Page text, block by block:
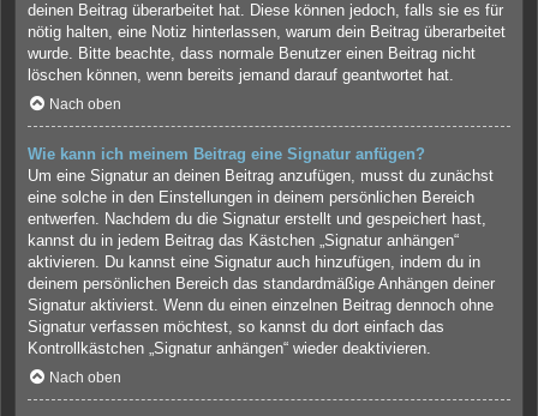
deinen Beitrag überarbeitet hat. Diese können jedoch, falls sie es für
nötig halten, eine Notiz hinterlassen, warum dein Beitrag überarbeitet
wurde. Bitte beachte, dass normale Benutzer einen Beitrag nicht
löschen können, wenn bereits jemand darauf geantwortet hat.
Nach oben
Wie kann ich meinem Beitrag eine Signatur anfügen?
Um eine Signatur an deinen Beitrag anzufügen, musst du zunächst
eine solche in den Einstellungen in deinem persönlichen Bereich
entwerfen. Nachdem du die Signatur erstellt und gespeichert hast,
kannst du in jedem Beitrag das Kästchen „Signatur anhängen“
aktivieren. Du kannst eine Signatur auch hinzufügen, indem du in
deinem persönlichen Bereich das standardmäßige Anhängen deiner
Signatur aktivierst. Wenn du einen einzelnen Beitrag dennoch ohne
Signatur verfassen möchtest, so kannst du dort einfach das
Kontrollkästchen „Signatur anhängen“ wieder deaktivieren.
Nach oben